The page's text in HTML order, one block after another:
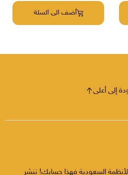
أضف الى السلة
إلى أعلى
السعودية فهذا حسابك! ننشر